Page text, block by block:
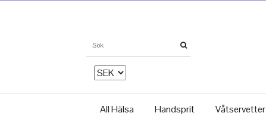
All Hälsa Handsprit Våtservetter